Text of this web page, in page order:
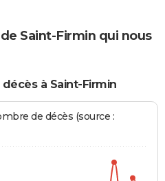
Saint-Firmin qui nous
à Saint-Firmin
de décès (source :